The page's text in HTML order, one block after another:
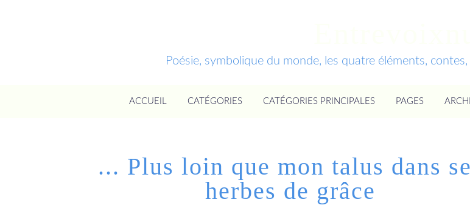
Poésie, symbolique du monde, les quatre éléments,
ACCUEIL CATÉGORIES CATÉGORIES PRINCIPALES PAGES
... Plus loin que mon talus dans
herbes de grâce